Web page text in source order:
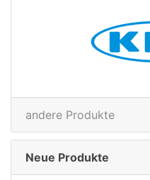
andere Produkte
Neue Produkte